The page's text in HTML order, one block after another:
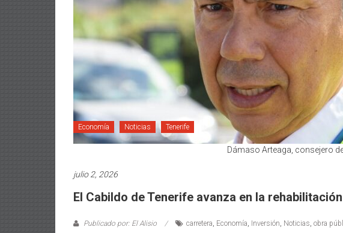
Economía Noticias Tenerife
Dámaso Arteaga, consejero
julio 2, 2026
El Cabildo de Tenerife avanza en la
Publicado por: El Alisio carretera, Economía, Inversión, Noticias, obra